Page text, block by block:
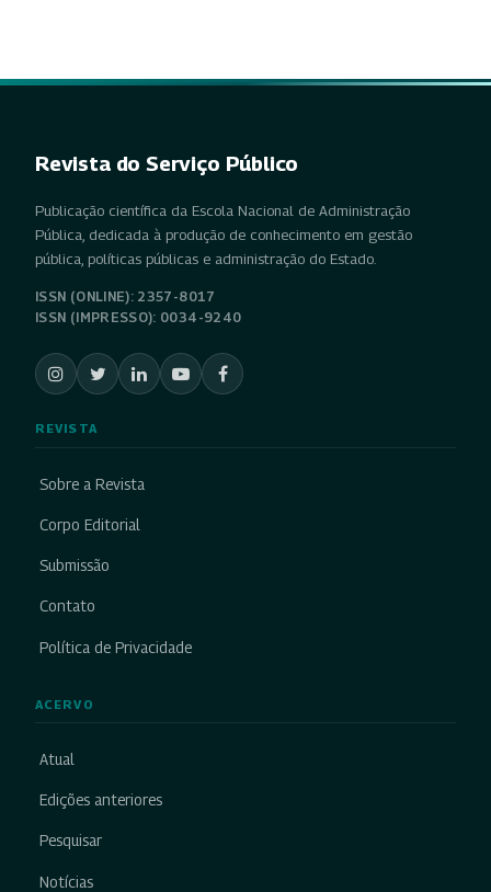
Revista do Serviço Público
Publicação científica da Escola Nacional de Administração
Pública, dedicada à produção de conhecimento em gestão
pública, políticas públicas e administração do Estado.
ISSN (ONLINE): 2357-8017
ISSN (IMPRESSO): 0034-9240
REVISTA
Sobre a Revista
Corpo Editorial
Submissão
Contato
Política de Privacidade
ACERVO
Atual
Edições anteriores
Pesquisar
Notícias